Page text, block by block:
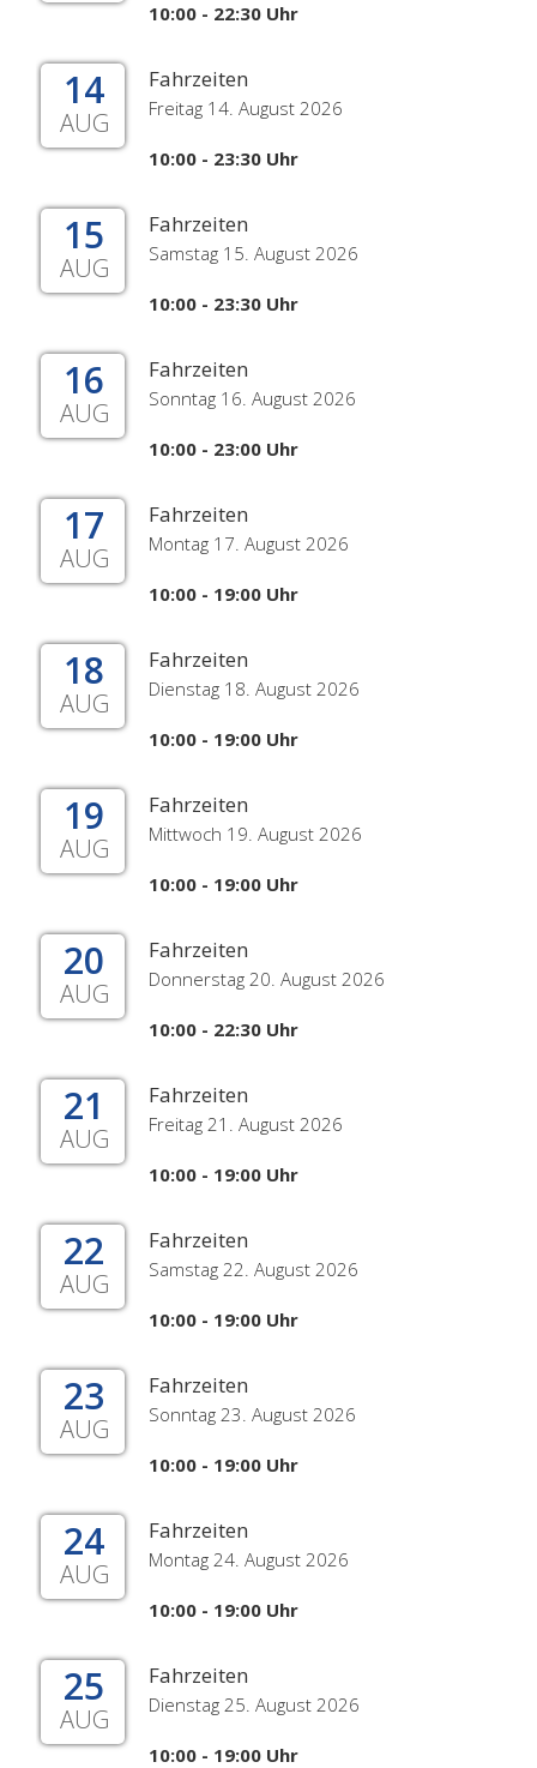
10:00 - 22:30 Uhr
14
AUG
Fahrzeiten
Freitag 14. August 2026
10:00 - 23:30 Uhr
15
AUG
Fahrzeiten
Samstag 15. August 2026
10:00 - 23:30 Uhr
16
AUG
Fahrzeiten
Sonntag 16. August 2026
10:00 - 23:00 Uhr
17
AUG
Fahrzeiten
Montag 17. August 2026
10:00 - 19:00 Uhr
18
AUG
Fahrzeiten
Dienstag 18. August 2026
10:00 - 19:00 Uhr
19
AUG
Fahrzeiten
Mittwoch 19. August 2026
10:00 - 19:00 Uhr
20
AUG
Fahrzeiten
Donnerstag 20. August 2026
10:00 - 22:30 Uhr
21
AUG
Fahrzeiten
Freitag 21. August 2026
10:00 - 19:00 Uhr
22
AUG
Fahrzeiten
Samstag 22. August 2026
10:00 - 19:00 Uhr
23
AUG
Fahrzeiten
Sonntag 23. August 2026
10:00 - 19:00 Uhr
24
AUG
Fahrzeiten
Montag 24. August 2026
10:00 - 19:00 Uhr
25
AUG
Fahrzeiten
Dienstag 25. August 2026
10:00 - 19:00 Uhr